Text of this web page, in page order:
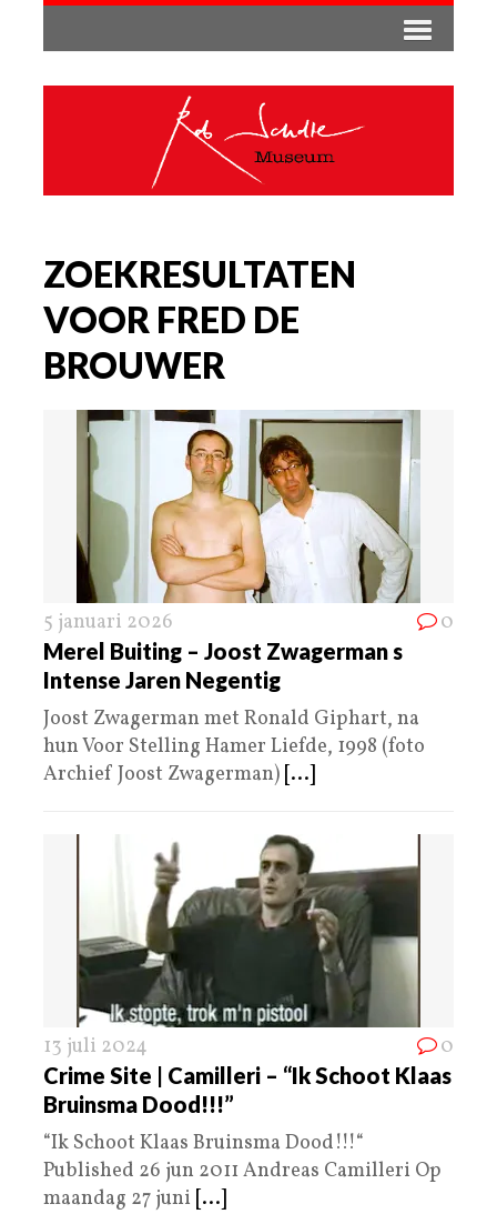
ZOEKRESULTATEN
VOOR FRED DE
BROUWER
5 januari 2026 0
Merel Buiting – Joost Zwagerman s
Intense Jaren Negentig
Joost Zwagerman met Ronald Giphart, na
hun Voor Stelling Hamer Liefde, 1998 (foto
Archief Joost Zwagerman) [...]
13 juli 2024 0
Crime Site | Camilleri – “Ik Schoot Klaas
Bruinsma Dood!!!”
“Ik Schoot Klaas Bruinsma Dood!!!“
Published 26 jun 2011 Andreas Camilleri Op
maandag 27 juni [...]